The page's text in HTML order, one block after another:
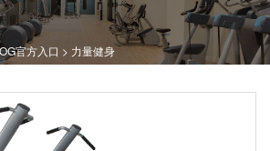
官方入口 > 力量健身